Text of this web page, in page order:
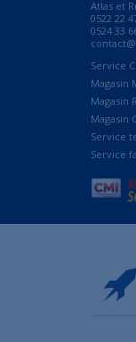
Atlas et
0522 22
0524 33
Service
Magasin
Magasin
Magasin
Service
Service